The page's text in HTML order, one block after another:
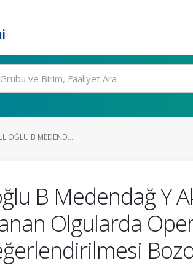
B MEDEND...
B Medendağ Y
Olgularda